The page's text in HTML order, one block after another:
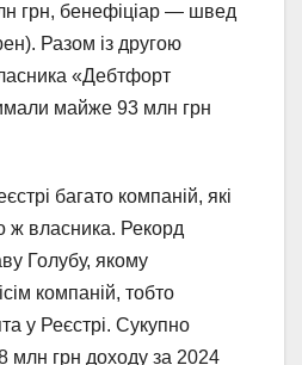
грн, бенефіціар — швед
Разом із другою
«Дебтфорт
майже 93 млн грн
багато компаній, які
ж власника. Рекорд
Голубу, якому
компаній, тобто
у Реєстрі. Сукупно
млн грн доходу за 2024